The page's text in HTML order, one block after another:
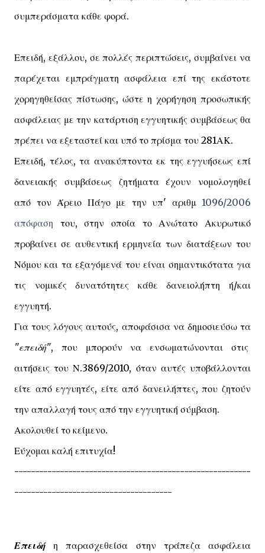
συμπεράσματα κάθε φορά.
Επειδή, εξάλλου, σε πολλές περιπτώσεις, συμβαίνει να
παρέχεται εμπράγματη ασφάλεια επί της εκάστοτε
χορηγηθείσας πίστωσης, ώστε η χορήγηση προσωπικής
ασφάλειας με την κατάρτιση εγγυητικής συμβάσεως θα
πρέπει να εξεταστεί και υπό το πρίσμα του 281ΑΚ.
Επειδή, τέλος, τα ανακύπτοντα εκ της εγγυήσεως επί
δανειακής συμβάσεως ζητήματα έχουν νομολογηθεί
από τον Άρειο Πάγο με την υπ' αριθμ 1096/2006
απόφαση του, στην οποία το Ανώτατο Ακυρωτικό
προβαίνει σε αυθεντική ερμηνεία των διατάξεων του
Νόμου και τα εξαγόμενά του είναι σημαντικότατα για
τις νομικές δυνατότητες κάθε δανειολήπτη ή/και
εγγυητή.
Για τους λόγους αυτούς, αποφάσισα να δημοσιεύσω τα
"επειδή", που μπορούν να ενσωματώνονται στις
αιτήσεις του Ν.3869/2010, όταν αυτές υποβάλλονται
είτε από εγγυητές, είτε από δανειλήπτες, που ζητούν
την απαλλαγή τους από την εγγυητική σύμβαση.
Ακολουθεί το κείμενο.
Εύχομαι καλή επιτυχία!
---------------------------------------------------------
--------------------------------------
Επειδήη παρασχεθείσα στην τράπεζα ασφάλεια